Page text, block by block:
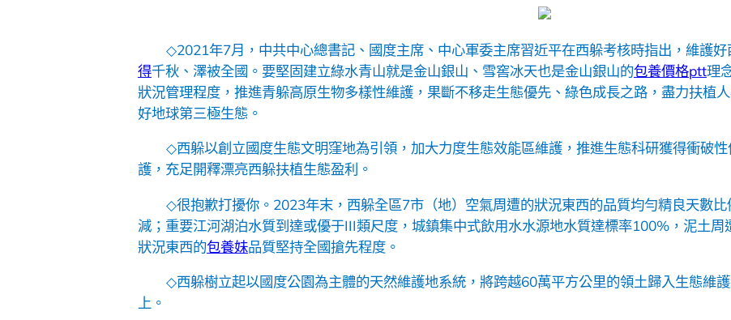
◇2021年7月，中共中心總書記、國度主席、中心軍委主席習近平在西躲考核時指出，維護
得千秋、澤被全國。要堅固建立綠水青山就是金山銀山、雪窖冰天也是金山銀山的包養價格ptt理
狀況管理程度，推進青躲高原生物多樣性維護，果斷不移走生態優先、綠色成長之路，盡力扶植
好地球第三極生態。
◇西躲以創立國度生態文明窪地為引領，加大力度生態效能區維護，推進生態科研獲得衝破性
護，充足開釋漂亮西躲扶植生態盈利。
◇很抱歉打擾你。2023年末，西躲全區7市（地）空氣周遭的狀況東西的品質均勻精良天數
減；重要江河湖泊水質到達或優于III類尺度，城鎮集中式飲用水水源地水質達標率100%，泥土
狀況東西的包養妹品質堅持全國搶先程度。
◇西躲樹立起以國度公園為主體的天然維護地系統，將跨越60萬平方公里的領土歸入生態維
上。